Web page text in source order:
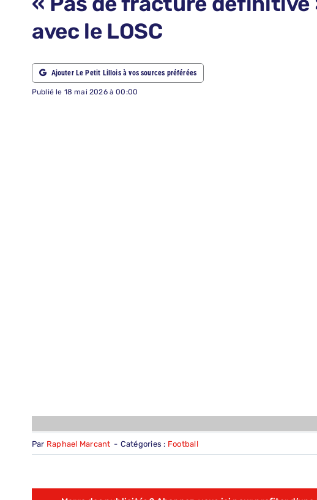
ABONNEMENTS
avec le LOSC
Ajouter Le Petit Lillois à vos sources préférées
Publié le 18 mai 2026 à 00:00
Par Raphael Marcant - Catégories : Football